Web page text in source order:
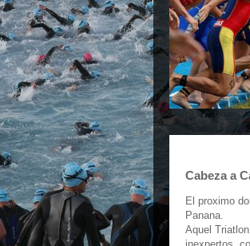
Cabeza a
El proximo
Panana.
Aquel